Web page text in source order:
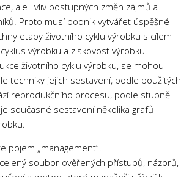
Sociologie
ale i vliv postupných změn zájmů a
Proto musí podnik vytvářet úspěšné
etapy životního cyklu výrobku s cílem
výrobku a ziskovost výrobku.
životního cyklu výrobku, se mohou
techniky jejich sestavení, podle použitých
reprodukčního procesu, podle stupně
současné sestavení několika grafů
pojem „management“.
soubor ověřených přístupů, názorů,